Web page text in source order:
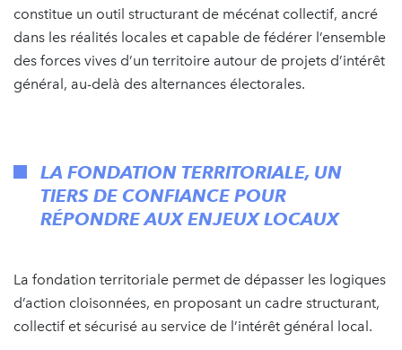
constitue un outil structurant de mécénat collectif, ancré
dans les réalités locales et capable de fédérer l’ensemble
des forces vives d’un territoire autour de projets d’intérêt
général, au-delà des alternances électorales.
LA FONDATION TERRITORIALE, UN
TIERS DE CONFIANCE POUR
RÉPONDRE AUX ENJEUX LOCAUX
La fondation territoriale permet de dépasser les logiques
d’action cloisonnées, en proposant un cadre structurant,
collectif et sécurisé au service de l’intérêt général local.